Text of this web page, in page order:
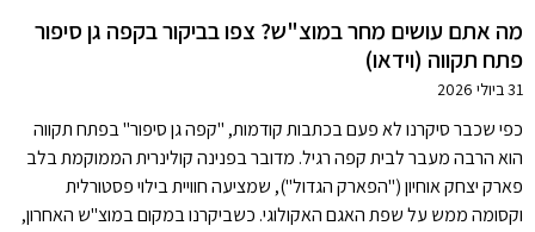
מה אתם עושים מחר במוצ"ש? צפו בביקור בקפה גן סיפור
פתח תקווה (וידאו)
31 ביולי 2026
כפי שכבר סיקרנו לא פעם בכתבות קודמות, "קפה גן סיפור" בפתח תקווה
הוא הרבה מעבר לבית קפה רגיל. מדובר בפנינה קולינרית הממוקמת בלב
פארק יצחק אוחיון ("הפארק הגדול"), שמציעה חוויית בילוי פסטורלית
וקסומה ממש על שפת האגם האקולוגי. כשביקרנו במקום במוצ"ש האחרון,